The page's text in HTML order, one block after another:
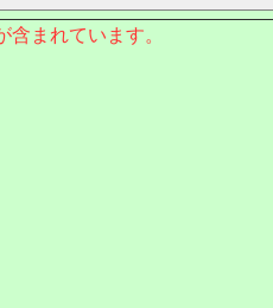
まれています。